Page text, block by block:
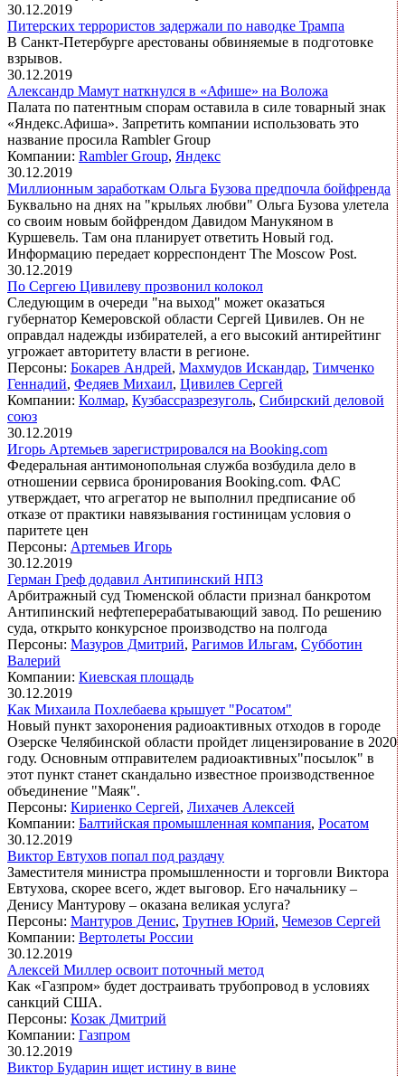
30.12.2019
Питерских террористов задержали по наводке Трампа
В Санкт-Петербурге арестованы обвиняемые в подготовке
взрывов.
30.12.2019
Александр Мамут наткнулся в «Афише» на Воложа
Палата по патентным спорам оставила в силе товарный знак
«Яндекс.Афиша». Запретить компании использовать это
название просила Rambler Group
Компании: Rambler Group, Яндекс
30.12.2019
Миллионным заработкам Ольга Бузова предпочла бойфренда
Буквально на днях на "крыльях любви" Ольга Бузова улетела
со своим новым бойфрендом Давидом Манукяном в
Куршевель. Там она планирует ответить Новый год.
Информацию передает корреспондент The Moscow Post.
30.12.2019
По Сергею Цивилеву прозвонил колокол
Следующим в очереди "на выход" может оказаться
губернатор Кемеровской области Сергей Цивилев. Он не
оправдал надежды избирателей, а его высокий антирейтинг
угрожает авторитету власти в регионе.
Персоны: Бокарев Андрей, Махмудов Искандар, Тимченко
Геннадий, Федяев Михаил, Цивилев Сергей
Компании: Колмар, Кузбассразрезуголь, Сибирский деловой
союз
30.12.2019
Игорь Артемьев зарегистрировался на Booking.com
Федеральная антимонопольная служба возбудила дело в
отношении сервиса бронирования Booking.com. ФАС
утверждает, что агрегатор не выполнил предписание об
отказе от практики навязывания гостиницам условия о
паритете цен
Персоны: Артемьев Игорь
30.12.2019
Герман Греф додавил Антипинский НПЗ
Арбитражный суд Тюменской области признал банкротом
Антипинский нефтеперерабатывающий завод. По решению
суда, открыто конкурсное производство на полгода
Персоны: Мазуров Дмитрий, Рагимов Ильгам, Субботин
Валерий
Компании: Киевская площадь
30.12.2019
Как Михаила Похлебаева крышует "Росатом"
Новый пункт захоронения радиоактивных отходов в городе
Озерске Челябинской области пройдет лицензирование в 2020
году. Основным отправителем радиоактивных"посылок" в
этот пункт станет скандально известное производственное
объединение "Маяк".
Персоны: Кириенко Сергей, Лихачев Алексей
Компании: Балтийская промышленная компания, Росатом
30.12.2019
Виктор Евтухов попал под раздачу
Заместителя министра промышленности и торговли Виктора
Евтухова, скорее всего, ждет выговор. Его начальнику –
Денису Мантурову – оказана великая услуга?
Персоны: Мантуров Денис, Трутнев Юрий, Чемезов Сергей
Компании: Вертолеты России
30.12.2019
Алексей Миллер освоит поточный метод
Как «Газпром» будет достраивать трубопровод в условиях
санкций США.
Персоны: Козак Дмитрий
Компании: Газпром
30.12.2019
Виктор Бударин ищет истину в вине